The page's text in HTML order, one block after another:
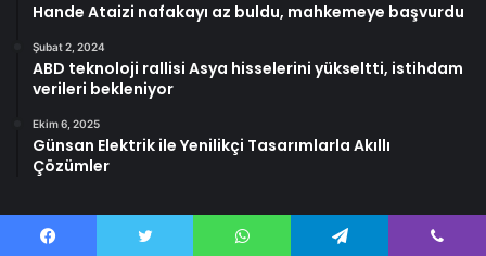
Hande Ataizi nafakayı az buldu, mahkemeye başvurdu
Şubat 2, 2024
ABD teknoloji rallisi Asya hisselerini yükseltti, istihdam
verileri bekleniyor
Ekim 6, 2025
Günsan Elektrik ile Yenilikçi Tasarımlarla Akıllı
Çözümler